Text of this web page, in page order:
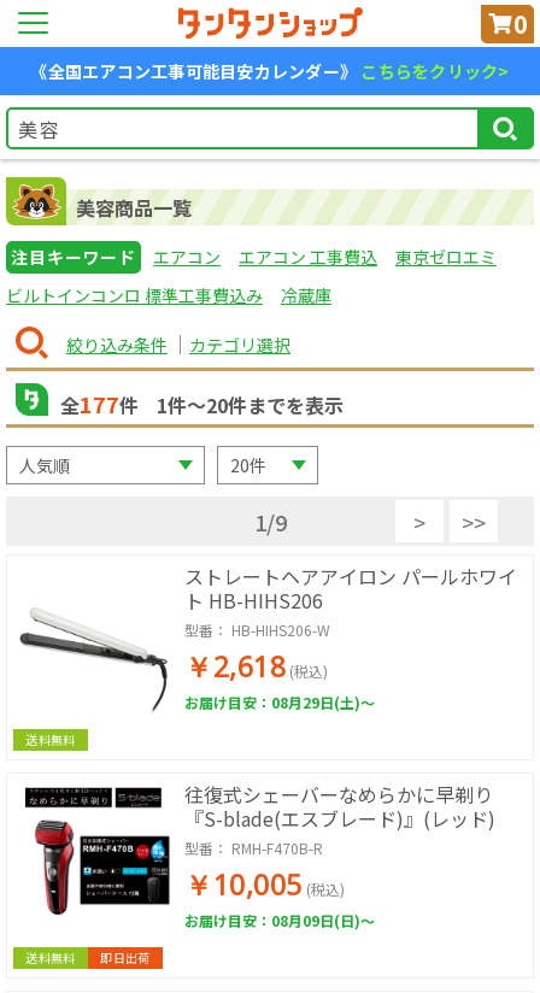
0
《全国エアコン工事可能目安カレンダー》 こちらをクリック>
美容商品一覧
注目キーワード エアコン エアコン 工事費込
東京ゼロエミ
ビルトインコンロ 標準工事費込み
冷蔵庫
絞り込み条件 カテゴリ選択
全177件 1件〜20件までを表示
1/9 > >>
送料無料
ストレートヘアアイロン パールホワイ
ト HB-HIHS206
型番： HB-HIHS206-W
￥2,618 (税込)
お届け目安：08月29日(土)～
送料無料 即日出荷
往復式シェーバーなめらかに早剃り
『S-blade(エスブレード)』(レッド)
型番： RMH-F470B-R
￥10,005 (税込)
お届け目安：08月09日(日)～